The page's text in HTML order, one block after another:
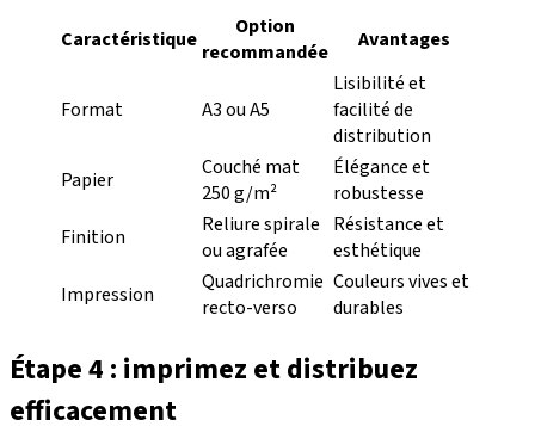
Caractéristique
Option
recommandée
Avantages
Format A3 ou A5
Lisibilité et
facilité de
distribution
Papier
Couché mat
250 g/m²
Élégance et
robustesse
Finition
Reliure spirale
ou agrafée
Résistance et
esthétique
Impression
Quadrichromie
recto-verso
Couleurs vives et
durables
Étape 4 : imprimez et distribuez
efficacement